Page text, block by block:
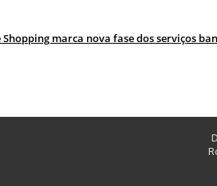
marca nova fase dos serviços